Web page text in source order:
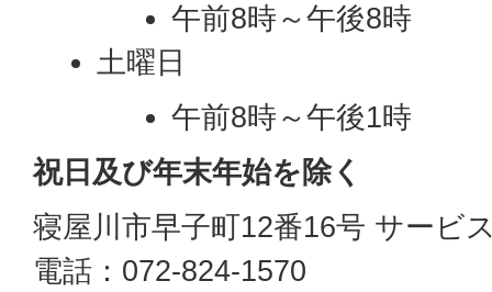
午前8時～午後8時
土曜日
午前8時～午後1時
祝日及び年末年始を除く
寝屋川市早子町12番16号 サービ
電話：072-824-1570